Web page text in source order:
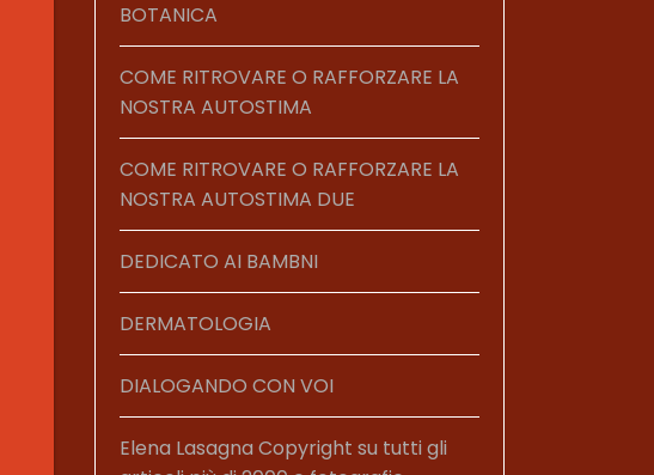
BOTANICA
COME RITROVARE O RAFFORZARE LA
NOSTRA AUTOSTIMA
COME RITROVARE O RAFFORZARE LA
NOSTRA AUTOSTIMA DUE
DEDICATO AI BAMBNI
DERMATOLOGIA
DIALOGANDO CON VOI
Elena Lasagna Copyright su tutti gli